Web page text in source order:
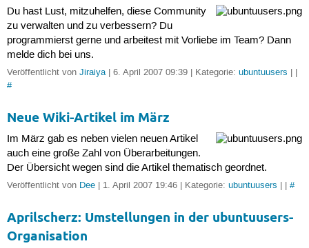
Du hast Lust, mitzuhelfen, diese Community
zu verwalten und zu verbessern? Du
programmierst gerne und arbeitest mit Vorliebe im Team? Dann
melde dich bei uns.
Veröffentlicht von Jiraiya| 6. April 2007 09:39 | Kategorie: ubuntuusers | |
#
Neue Wiki-Artikel im März
Im März gab es neben vielen neuen Artikel
auch eine große Zahl von Überarbeitungen.
Der Übersicht wegen sind die Artikel thematisch geordnet.
Veröffentlicht von Dee| 1. April 2007 19:46 | Kategorie: ubuntuusers | | #
Aprilscherz: Umstellungen in der ubuntuusers-
Organisation